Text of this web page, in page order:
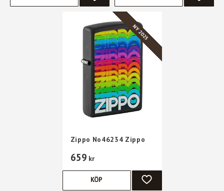
LÄGG TILL I FAVORITER LÄGG
Zippo No46234 Zippo
659 kr
NY 2025
LÄGG TILL I FAVORITER
KÖP